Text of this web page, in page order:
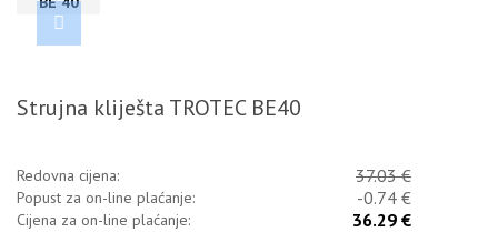
Strujna kliješta TROTEC BE40
Redovna cijena: 37.03 €
Popust za on-line plaćanje: -0.74 €
Cijena za on-line plaćanje: 36.29 €